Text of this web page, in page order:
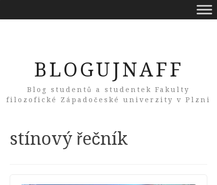
BLOGUJNAFF
Blog studentů a studentek Fakulty
filozofické Západočeské univerzity v Plzni
Tag:
stínový řečník